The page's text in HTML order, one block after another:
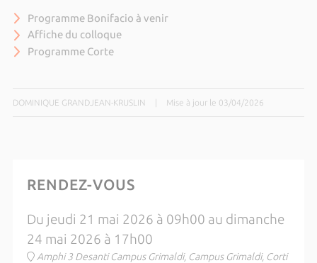
Programme Bonifacio à venir
Affiche du colloque
Programme Corte
DOMINIQUE GRANDJEAN-KRUSLIN Mise à jour le 03/04/2026
RENDEZ-VOUS
Du jeudi 21 mai 2026 à 09h00 au dimanche
24 mai 2026 à 17h00
Amphi 3 Desanti Campus Grimaldi, Campus Grimaldi, Corti